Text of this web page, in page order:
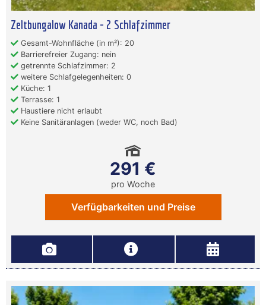
Zeltbungalow Kanada - 2 Schlafzimmer
Gesamt-Wohnfläche (in m²): 20
Barrierefreier Zugang: nein
getrennte Schlafzimmer: 2
weitere Schlafgelegenheiten: 0
Küche: 1
Terrasse: 1
Haustiere nicht erlaubt
Keine Sanitäranlagen (weder WC, noch Bad)
291 €
pro Woche
Verfügbarkeiten und Preise